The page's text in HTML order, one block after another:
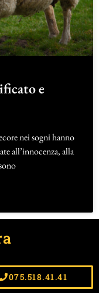
e
nei sogni hanno
all’innocenza, alla
075.518.41.41